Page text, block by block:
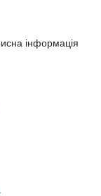
інформація